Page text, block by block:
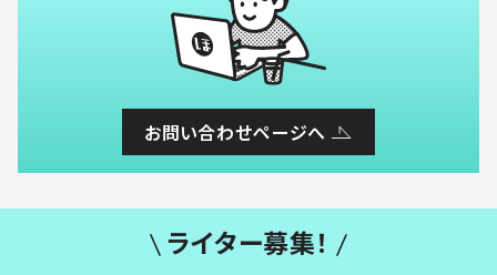
お問い合わせページへ
ライター募集！